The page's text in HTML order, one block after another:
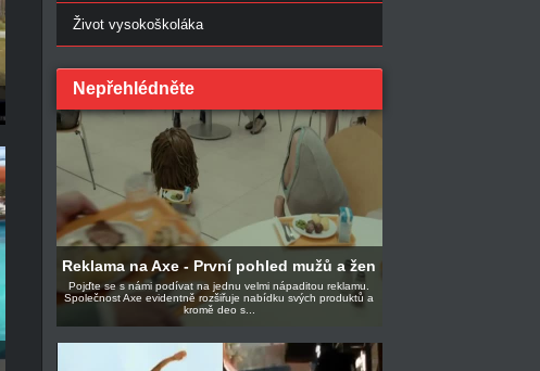
Život vysokoškoláka
Nepřehlédněte
Reklama na Axe - První pohled mužů a žen
Pojďte se s námi podívat na jednu velmi nápaditou reklamu.
Společnost Axe evidentně rozšiřuje nabídku svých produktů a
kromě deo s...